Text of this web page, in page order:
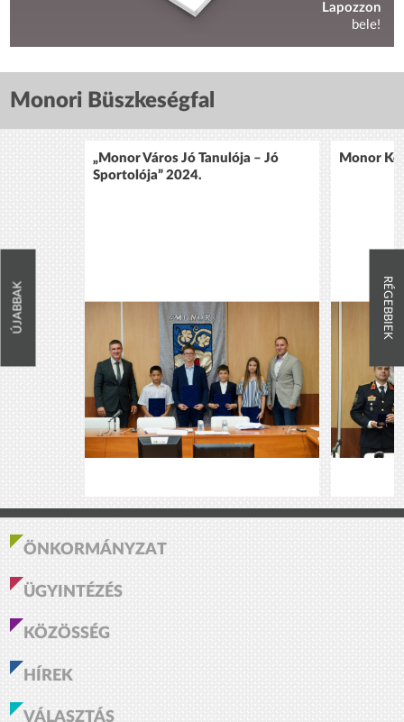
Lapozzon
bele!
Monori Büszkeségfal
ÚJABBAK
„Monor Város Jó Tanulója – Jó
Sportolója” 2024.
Monor
RÉGEBBIEK
ÖNKORMÁNYZAT
ÜGYINTÉZÉS
KÖZÖSSÉG
HÍREK
VÁLASZTÁS